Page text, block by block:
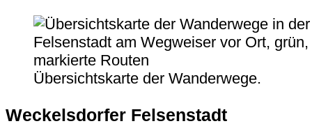
Übersichtskarte der Wanderwege.
Weckelsdorfer Felsenstadt